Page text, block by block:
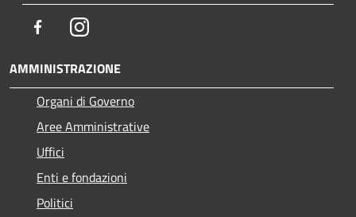
FacebookInstagram
AMMINISTRAZIONE
Organi di Governo
Aree Amministrative
Uffici
Enti e fondazioni
Politici